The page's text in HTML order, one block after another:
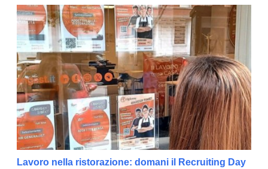
Lavoro nella ristorazione: domani il Recruiting Day